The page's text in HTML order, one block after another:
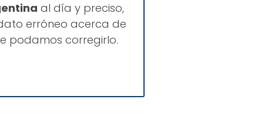
al día y preciso,
erróneo acerca de
podamos corregirlo.